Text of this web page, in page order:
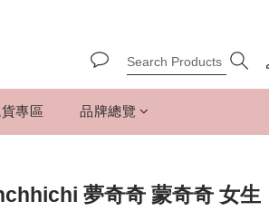
)
)
專區 品牌總覽
夢奇奇 蒙奇奇 女生